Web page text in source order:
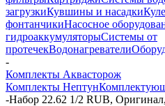
загрузкиКувшины и насадки
фонтанчикиНасосное
гидроаккумуляторыСистемы от
протечекВодонагреватели
-
Комплекты Аквасторож
Комплекты Нептун
-Набор 22.62 1/2 RUB,